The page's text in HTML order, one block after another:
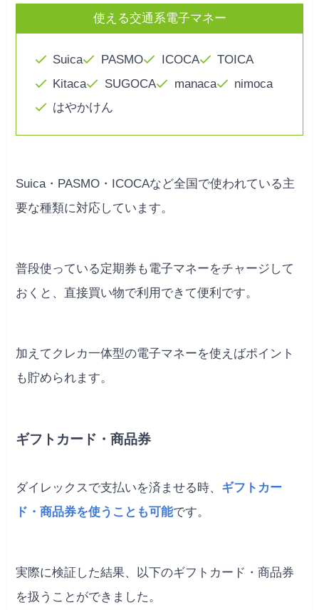
使える交通系電子マネー
Suica PASMO ICOCA
TOICA
Kitaca
SUGOCA manaca
nimoca
はやかけん
Suica・PASMO・ICOCAなど全国で使われている主
要な種類に対応しています。
普段使っている定期券も電子マネーをチャージして
おくと、直接買い物で利用できて便利です。
加えてクレカ一体型の電子マネーを使えばポイント
も貯められます。
ギフトカード・商品券
ダイレックスで支払いを済ませる時、 ギフトカー
ド・商品券を使うことも可能です。
実際に検証した結果、以下のギフトカード・商品券
を扱うことができました。